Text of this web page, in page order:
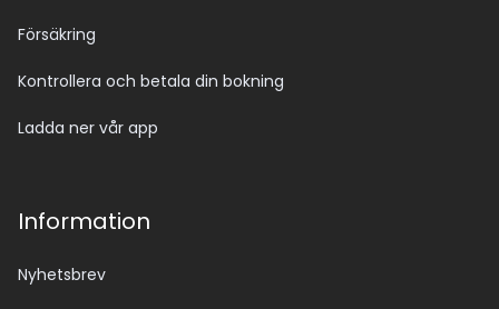
Försäkring
Kontrollera och betala din bokning
Ladda ner vår app
Information
Nyhetsbrev